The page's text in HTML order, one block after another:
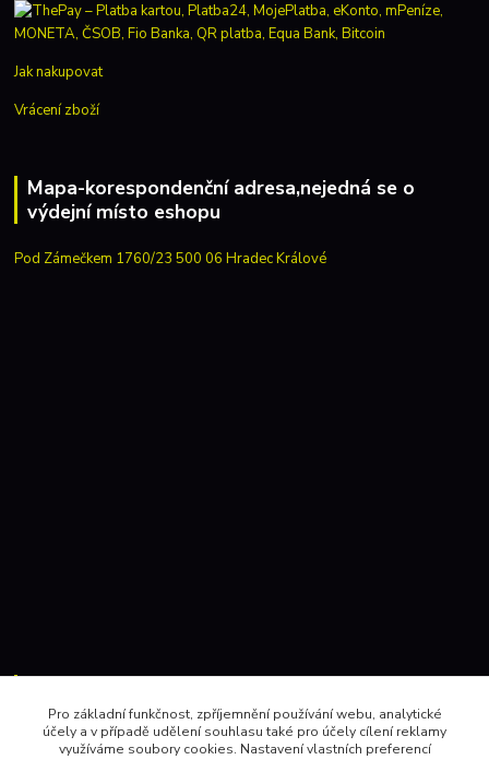
Jak nakupovat
Vrácení zboží
Mapa-korespondenční adresa,nejedná se o
výdejní místo eshopu
Pod Zámečkem 1760/23 500 06 Hradec Králové
604 157410 , 602 345528
Pro základní funkčnost, zpříjemnění používání webu, analytické
účely a v případě udělení souhlasu také pro účely cílení reklamy
využíváme soubory cookies. Nastavení vlastních preferencí